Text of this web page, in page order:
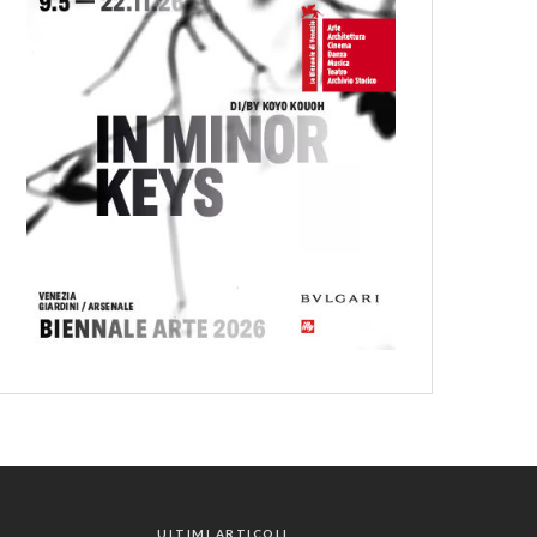
ULTIMI ARTICOLI